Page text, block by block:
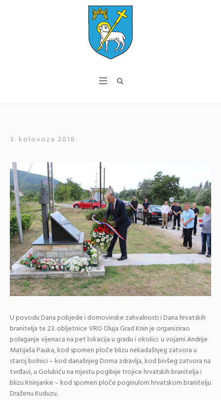
3. kolovoza 2018.
U povodu Dana pobjede i domovinske zahvalnosti i Dana hrvatskih
branitelja te 23. obljetnice VRO Oluja Grad Knin je organizirao
polaganje vijenaca na pet lokacija u gradu i okolici: u vojarni Andrije
Matijaša Pauka, kod spomen ploče blizu nekadašnjeg zatvora u
staroj bolnici – kod današnjeg Doma zdravlja, kod bivšeg zatvora na
tvrđavi, u Golubiću na mjestu pogibije trojice hrvatskih branitelja i
blizu Kninjanke – kod spomen ploče poginulom hrvatskom branitelju
Draženu Kuduzu.